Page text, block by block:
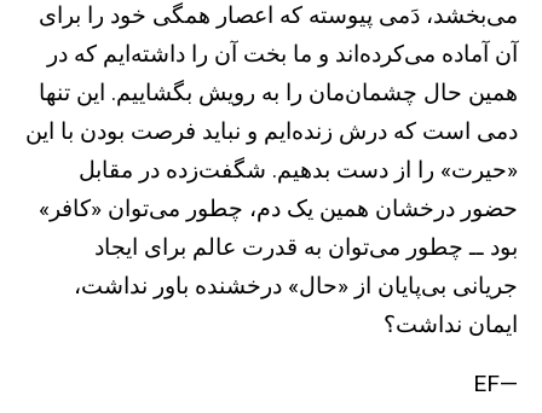
می‌بخشد، دَمی پیوسته که اعصار همگی خود را برای
آن آماده می‌کرده‌اند و ما بخت آن را داشته‌ایم که در
همین حال چشمان‌مان را به رویش بگشاییم. این تنها
دمی است که درش زنده‌ایم و نباید فرصت‌ بودن با این
«حیرت» را از دست بدهیم. شگفت‌زده در مقابل
حضور درخشان همین یک دم، چطور می‌توان «کافر»
بود ــ چطور می‌توان به قدرت عالم برای ایجاد
جریانی بی‌پایان از «حال» درخشنده باور نداشت،
ایمان نداشت؟
—EF